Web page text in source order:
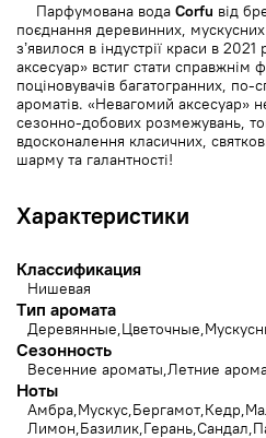
Парфумована вода Corfu від
поєднання деревинних, мускусних
з’явилося в індустрії краси в
аксесуар» встиг стати справжнім
поціновувачів багатогранних,
ароматів. «Невагомий аксесуар»
сезонно-добових розмежувань,
вдосконалення класичних,
шарму та галантності!
Характеристики
Классификация
Нишевая
Тип аромата
Деревянные Цветочные
Сезонность
Весенние ароматы Летние
Ноты
Амбра Мускус Бергамот Кедр
Лимон Базилик Герань Сандал